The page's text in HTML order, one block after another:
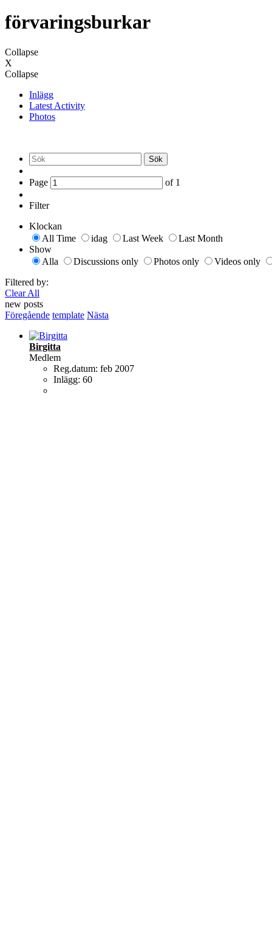
förvaringsburkar
Collapse
X
Collapse
Inlägg
Latest Activity
Photos
Sök
Page of 1
Filter
Klockan
All Time
idag Last Week
Last Month
Show
Alla
Discussions only Photos only Videos only
Filtered by:
Clear All
new posts
Föregående template Nästa
Birgitta
Medlem
Reg.datum: feb 2007
Inlägg: 60